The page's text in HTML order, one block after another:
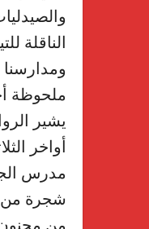
الناقلة
ملحوظة
يشير
أواخر
مدرس
شجرة من